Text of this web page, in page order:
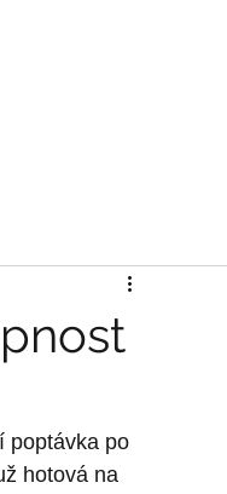
poptávka po
hotová na